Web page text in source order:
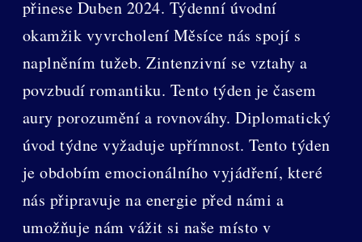
přinese Duben 2024. Týdenní úvodní
okamžik vyvrcholení Měsíce nás spojí s
naplněním tužeb. Zintenzivní se vztahy a
povzbudí romantiku. Tento týden je časem
aury porozumění a rovnováhy. Diplomatický
úvod týdne vyžaduje upřímnost. Tento týden
je obdobím emocionálního vyjádření, které
nás připravuje na energie před námi a
umožňuje nám vážit si naše místo v